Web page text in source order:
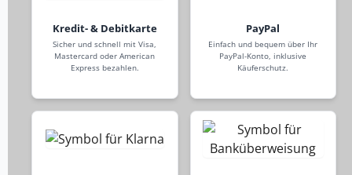
Kredit- & Debitkarte
Sicher und schnell mit Visa,
Mastercard oder American
Express bezahlen.
PayPal
Einfach und bequem über Ihr
PayPal-Konto, inklusive
Käuferschutz.